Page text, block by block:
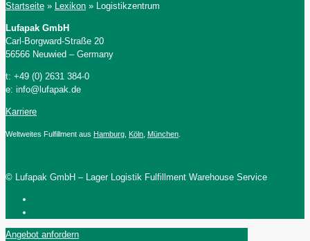
Startseite » Lexikon » Logistikzentrum
Lufapak GmbH
Carl-Borgward-Straße 20
56566 Neuwied – Germany
t: +49 (0) 2631 384-0
e: info@lufapak.de
Karriere
Weltweites Fulfillment aus Hamburg, Köln, München.
© Lufapak GmbH – Lager Logistik Fulfillment Warehouse Service
Angebot anfordern